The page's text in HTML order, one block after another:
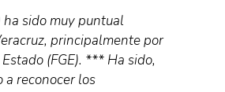
ha sido muy puntual
principalmente por
(FGE). *** Ha sido,
a reconocer los